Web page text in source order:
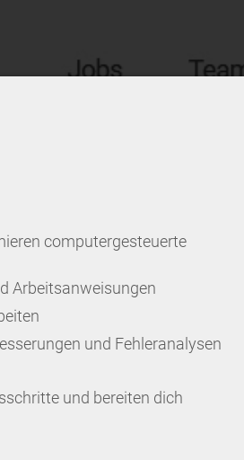
computergesteuerte
Arbeitsanweisungen
und Fehleranalysen
und bereiten dich